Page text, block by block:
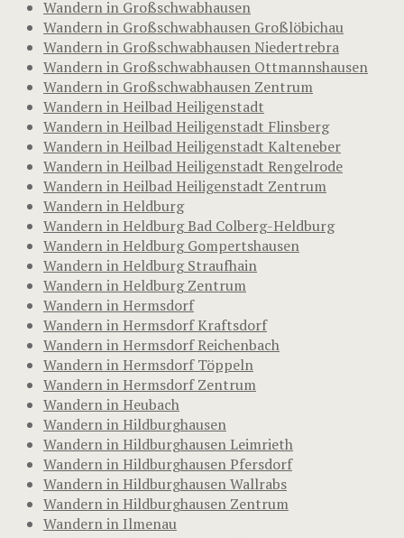
Wandern in Großschwabhausen
Wandern in Großschwabhausen Großlöbichau
Wandern in Großschwabhausen Niedertrebra
Wandern in Großschwabhausen Ottmannshausen
Wandern in Großschwabhausen Zentrum
Wandern in Heilbad Heiligenstadt
Wandern in Heilbad Heiligenstadt Flinsberg
Wandern in Heilbad Heiligenstadt Kalteneber
Wandern in Heilbad Heiligenstadt Rengelrode
Wandern in Heilbad Heiligenstadt Zentrum
Wandern in Heldburg
Wandern in Heldburg Bad Colberg-Heldburg
Wandern in Heldburg Gompertshausen
Wandern in Heldburg Straufhain
Wandern in Heldburg Zentrum
Wandern in Hermsdorf
Wandern in Hermsdorf Kraftsdorf
Wandern in Hermsdorf Reichenbach
Wandern in Hermsdorf Töppeln
Wandern in Hermsdorf Zentrum
Wandern in Heubach
Wandern in Hildburghausen
Wandern in Hildburghausen Leimrieth
Wandern in Hildburghausen Pfersdorf
Wandern in Hildburghausen Wallrabs
Wandern in Hildburghausen Zentrum
Wandern in Ilmenau